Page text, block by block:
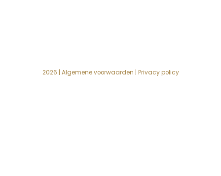
2026 | Algemene voorwaarden | Privacy policy